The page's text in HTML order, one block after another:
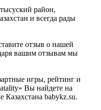
район,
и всегда рады
отзыв о нашей
вашим отзывам мы
игры, рейтинг и
Вы найдете на
babykz.su.